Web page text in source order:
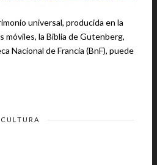
universal, producida en la
móviles, la Biblia de Gutenberg,
Nacional de Francia (BnF), puede
CULTURA